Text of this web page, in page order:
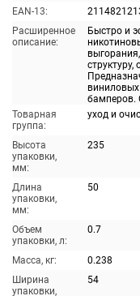
EAN-13:
Расширенное
описание:
Быстро и
бамперов.
Товарная
группа:
уход и
Высота
упаковки,
мм:
235
Длина
упаковки,
мм:
50
Объем
упаковки, л:
0.7
Масса, кг:
0.238
Ширина
упаковки,
54